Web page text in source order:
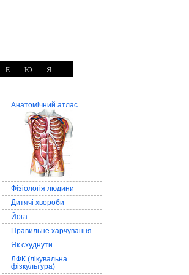
Е Ю Я
Анатомічний атлас
Фізіологія людини
Дитячі хвороби
Йога
Правильне харчування
Як схуднути
ЛФК (лікувальна
фізкультура)